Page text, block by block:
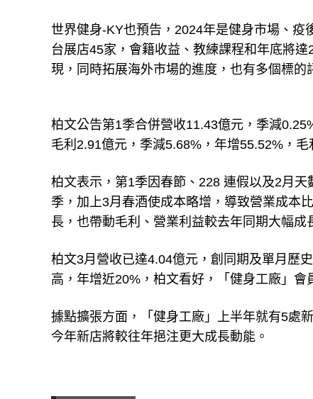
世界健身-KY也預告，2024年是健身市場、
台展店45家，會籍收益、教練課程和年底將
現，同時拓展海外市場的進度，也有多個標的
柏文公告第1季合併營收11.43億元，季減
毛利2.91億元，季減5.68%，年增55.52%，
柏文表示，第1季因春節、228 連假以及2月
季，加上3月春酒使成本略增，導致營業成本
長，也帶動毛利、營業利益較去年同期大幅成
柏文3月營收已達4.04億元，創同期及單月歷
高，年增近20%，柏文看好，「健身工廠」
據點擴張方面，「健身工廠」上半年就有5處
今年新店將較往年挹注更大成長動能。